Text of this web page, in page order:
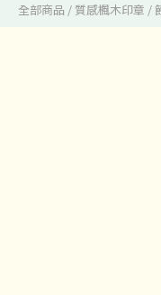
全部商品 / 質感楓木印章 /